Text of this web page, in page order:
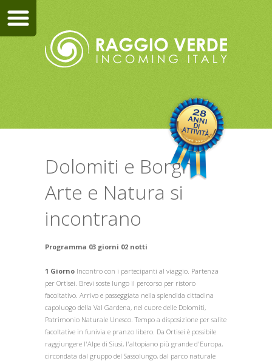
Dolomiti e Borghi
Arte e Natura si
incontrano
Programma 03 giorni 02 notti
1 Giorno Incontro con i partecipanti al viaggio. Partenza
per Ortisei. Brevi soste lungo il percorso per ristoro
facoltativo. Arrivo e passeggiata nella splendida cittadina
capoluogo della Val Gardena, nel cuore delle Dolomiti,
Patrimonio Naturale Unesco. Tempo a disposizione per salite
facoltative in funivia e pranzo libero. Da Ortisei è possibile
raggiungere l'Alpe di Siusi, l'altopiano più grande d'Europa,
circondata dal gruppo del Sassolungo, dal parco naturale